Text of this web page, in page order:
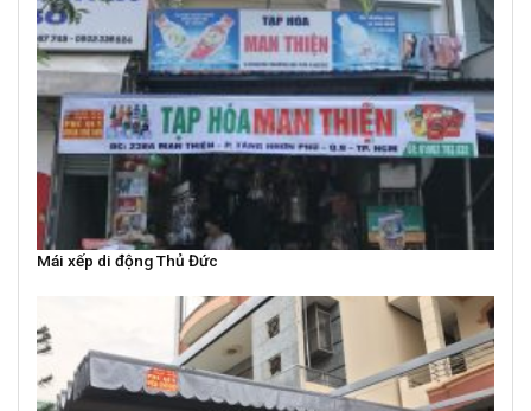
Mái xếp di động Thủ Đức